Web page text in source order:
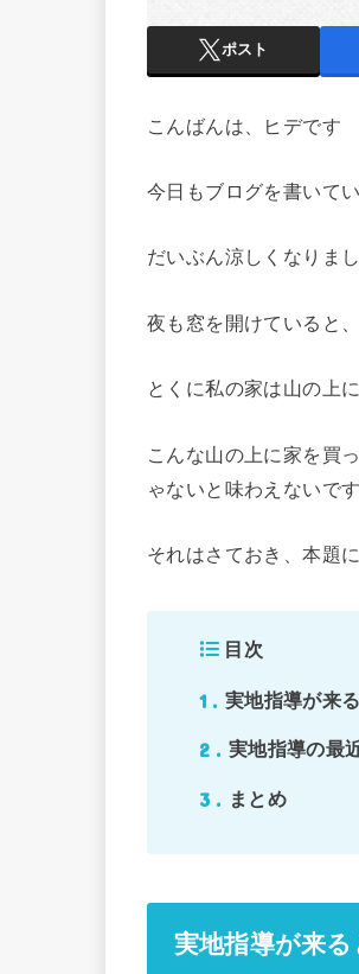
ポスト
こんばんは、ヒデです
今日もブログを書いて
だいぶん涼しくなりまし
夜も窓を開けていると
とくに私の家は山の上
こんな山の上に家を買
ゃないと味わえないです
それはさておき、本題
目次
1 実地指導が来
2 実地指導の最
3 まとめ
実地指導が来る